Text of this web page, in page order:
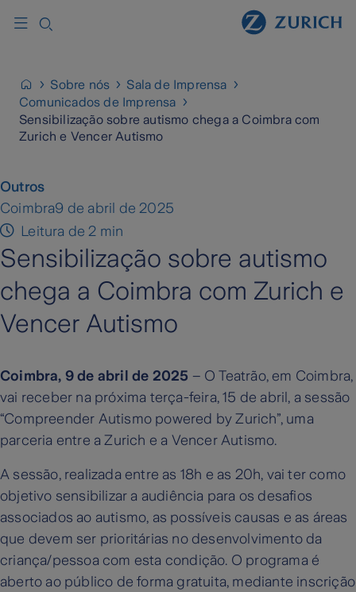
Sobre nós
Sala de Imprensa
Comunicados de Imprensa
Sensibilização sobre autismo chega a Coimbra com
Zurich e Vencer Autismo
Outros
Coimbra9 de abril de 2025
Leitura de 2 min
Sensibilização sobre autismo
chega a Coimbra com Zurich e
Vencer Autismo
Coimbra, 9 de abril de 2025 – O Teatrão, em Coimbra,
vai receber na próxima terça-feira, 15 de abril, a sessão
“Compreender Autismo powered by Zurich”, uma
parceria entre a Zurich e a Vencer Autismo.
A sessão, realizada entre as 18h e as 20h, vai ter como
objetivo sensibilizar a audiência para os desafios
associados ao autismo, as possíveis causas e as áreas
que devem ser prioritárias no desenvolvimento da
criança/pessoa com esta condição. O programa é
aberto ao público de forma gratuita, mediante inscrição